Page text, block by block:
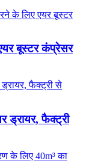
बूस्टर कंप्रेसर
ड्रायर, फैक्ट्री